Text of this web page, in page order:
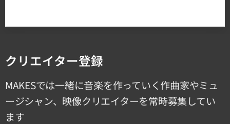
クリエイター登録
MAKESでは一緒に音楽を作っていく作曲家やミュ
ージシャン、映像クリエイターを常時募集してい
ます